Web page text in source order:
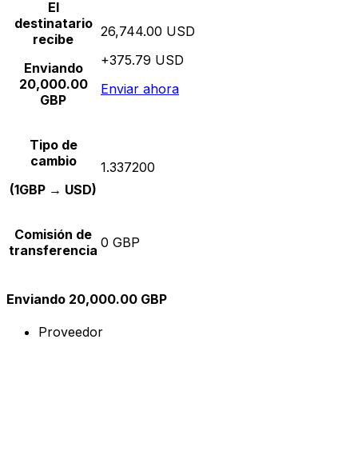
El
destinatario
recibe
Enviando
20,000.00
GBP
26,744.00 USD
+375.79 USD
Enviar ahora
Tipo de
cambio
(1GBP → USD)
1.337200
Comisión de
transferencia 0 GBP
Enviando 20,000.00 GBP
Proveedor